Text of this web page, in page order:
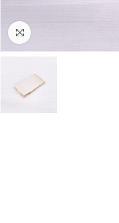
Klik for at forstørre